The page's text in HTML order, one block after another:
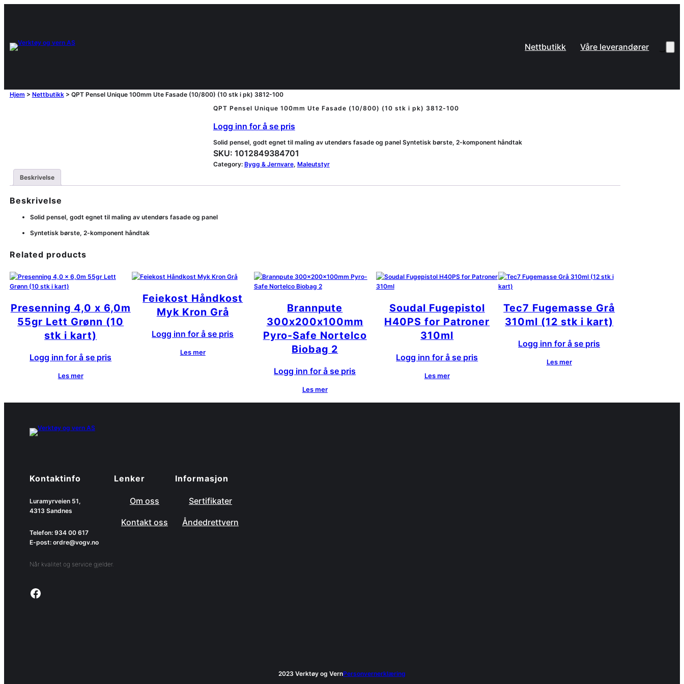
Nettbutikk Våre leverandører
Hjem > Nettbutikk> QPT Pensel Unique 100mm Ute Fasade (10/800) (10 stk i pk) 3812-100
QPT Pensel Unique 100mm Ute Fasade (10/800) (10 stk i pk) 3812-100
Logg inn for å se pris
Solid pensel, godt egnet til maling av utendørs fasade og panel Syntetisk børste, 2-komponent håndtak
SKU: 1012849384701
Category: Bygg & Jernvare, Maleutstyr
Beskrivelse
Beskrivelse
Solid pensel, godt egnet til maling av utendørs fasade og panel
Syntetisk børste, 2-komponent håndtak
Related products
Presenning 4,0 x 6,0m
55gr Lett Grønn (10
stk i kart)
Logg inn for å se pris
Les mer
Feiekost Håndkost
Myk Kron Grå
Logg inn for å se pris
Les mer
Brannpute
300x200x100mm
Pyro-Safe Nortelco
Biobag 2
Logg inn for å se pris
Les mer
Soudal Fugepistol
H40PS for Patroner
310ml
Logg inn for å se pris
Les mer
Tec7 Fugemasse Grå
310ml (12 stk i kart)
Logg inn for å se pris
Les mer
Kontaktinfo
Luramyrveien 51,
4313 Sandnes
Telefon: 934 00 617
E-post: ordre@vogv.no
Når kvalitet og service gjelder.
Link to facebook page
Lenker
Om oss
Kontakt oss
Informasjon
Sertifikater
Åndedrettvern
2023 Verktøy og VernPersonvernerklæring